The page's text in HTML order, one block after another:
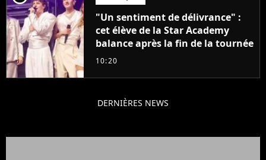
"Un sentiment de délivrance" :
cet élève de la Star Academy
balance après la fin de la tournée
10:20
DERNIÈRES NEWS